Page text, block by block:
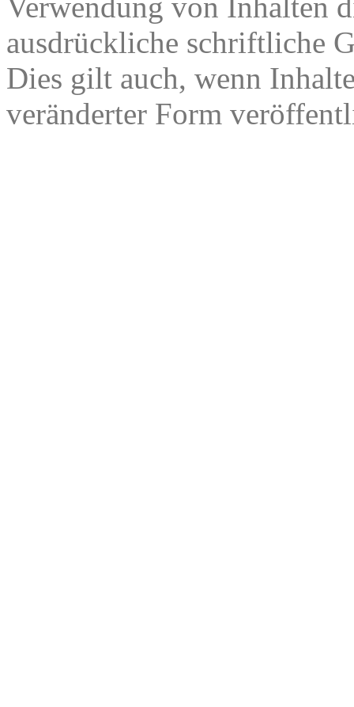
ausdrückliche schriftliche
Dies gilt auch, wenn
veränderter Form